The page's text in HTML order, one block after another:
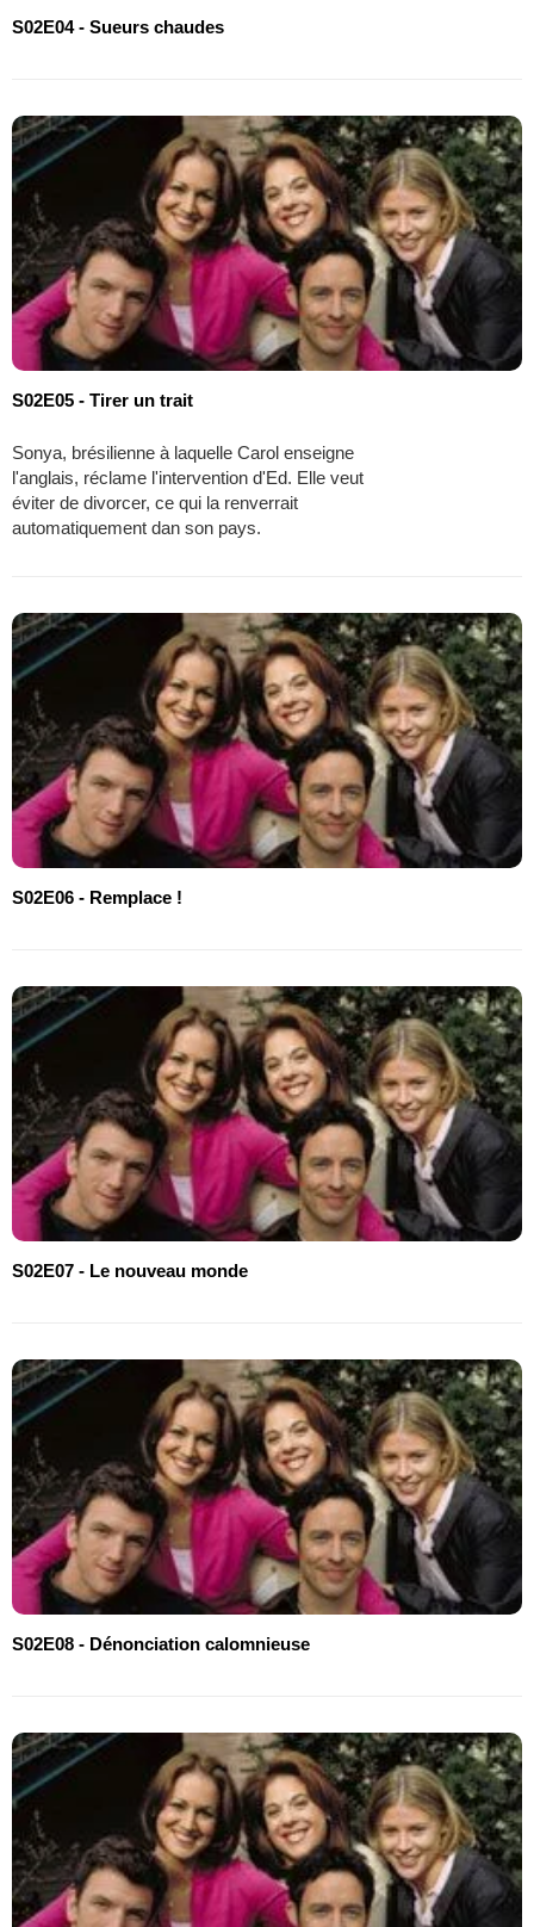
S02E04 - Sueurs chaudes
S02E05 - Tirer un trait
Sonya, brésilienne à laquelle Carol enseigne
l'anglais, réclame l'intervention d'Ed. Elle veut
éviter de divorcer, ce qui la renverrait
automatiquement dan son pays.
S02E06 - Remplace !
S02E07 - Le nouveau monde
S02E08 - Dénonciation calomnieuse